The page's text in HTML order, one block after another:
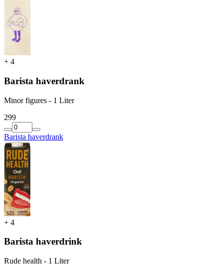
+ 4
Barista haverdrank
Minor figures - 1 Liter
299
Barista haverdrank
+ 4
Barista haverdrink
Rude health - 1 Liter